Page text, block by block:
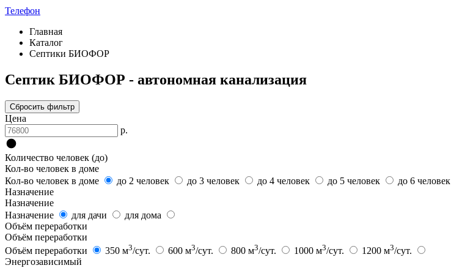
Телефон
Главная
Каталог
Септики БИОФОР
Септик БИОФОР - автономная канализация
Сбросить фильтр
Цена
р.
Количество человек (до)
Кол-во человек в доме
Кол-во человек в доме
до 2 человек до 3 человек до 4 человек до 5 человек
до 6 человек
Назначение
Назначение
Назначение
для дачи
для дома
Объём переработки
Объём переработки
Объём переработки
350 м3/сут. 600 м3/сут. 800 м3/сут. 1000 м3/сут. 1200 м3/сут.
Энергозависимый